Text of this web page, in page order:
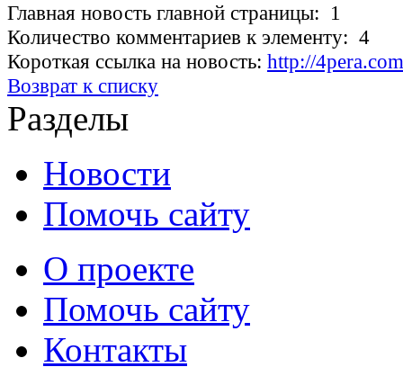
Главная новость главной страницы: 1
Количество комментариев к элементу: 4
Короткая ссылка на новость: http://
Возврат к списку
Разделы
Новости
Помочь сайту
О проекте
Помочь сайту
Контакты